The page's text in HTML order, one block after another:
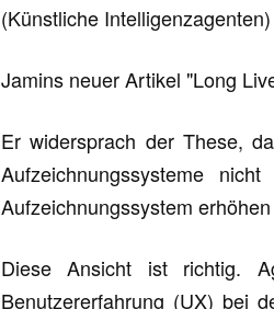
(Künstliche
Jamins neuer Artikel "Long
Er widersprach der These,
Aufzeichnungssysteme
Aufzeichnungssystem
Diese Ansicht ist richtig.
Benutzererfahrung (UX) bei